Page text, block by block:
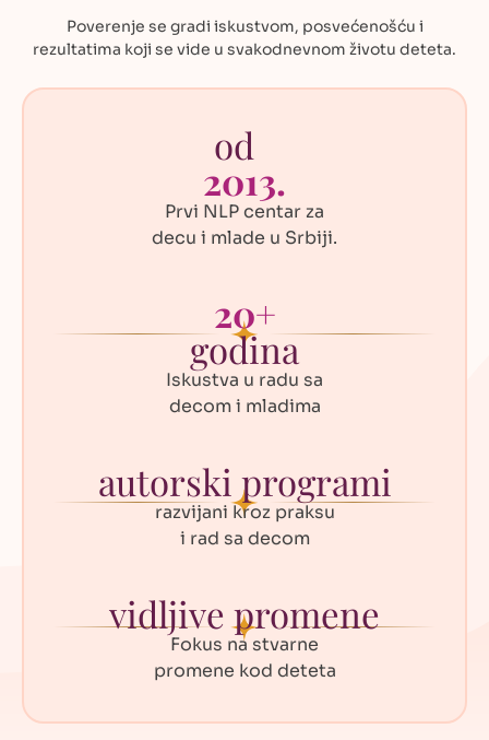
Poverenje se gradi iskustvom, posvećenošću i
rezultatima koji se vide u svakodnevnom životu deteta.
od
2013.
Prvi NLP centar za
decu i mlade u Srbiji.
20+
godina
Iskustva u radu sa
decom i mladima
autorski programi
razvijani kroz praksu
i rad sa decom
vidljive promene
Fokus na stvarne
promene kod deteta